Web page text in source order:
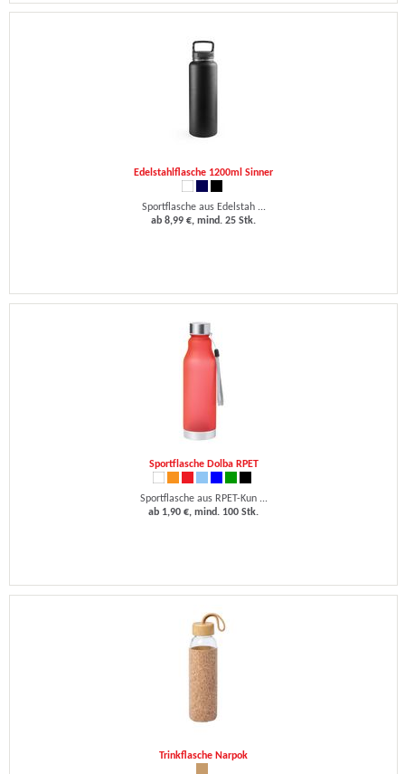
Edelstahlflasche 1200ml Sinner
Sportflasche aus Edelstah ...
ab 8,99 €, mind. 25 Stk.
Sportflasche Dolba RPET
Sportflasche aus RPET-Kun ...
ab 1,90 €, mind. 100 Stk.
Trinkflasche Narpok